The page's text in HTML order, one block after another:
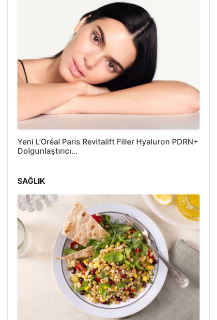
Yeni L’Oréal Paris Revitalift Filler Hyaluron PDRN+
Dolgunlaştırıcı…
SAĞLIK